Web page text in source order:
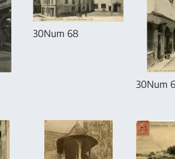
30Num 68
30Num